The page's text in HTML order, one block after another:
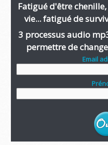
Fatigué d'être
vie... fatigué de
3 processus audio
permettre de
Email